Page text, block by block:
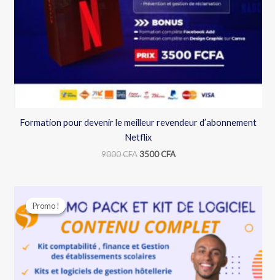
Formation pour devenir le meilleur revendeur d’abonnement
Netflix
9000CFA 3500CFA
Promo !
Promo !
prix
initial
était :
12000 CFA.
prix
actuel
est :
3500 CFA.